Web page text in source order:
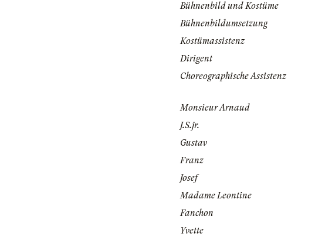
Bühnenbild und Kostüme
Bühnenbildumsetzung
Kostümassistenz
Dirigent
Choreographische Assistenz
Monsieur Arnaud
J.S.jr.
Gustav
Franz
Josef
Madame Leontine
Fanchon
Yvette